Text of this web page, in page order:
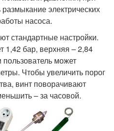
электрических
насоса.
стандартные настройки.
1,42 бар, верхняя – 2,84
может
Чтобы увеличить порог
винт поворачивают
– за часовой.